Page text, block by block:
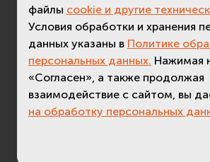
актуальная
© ООО "ЭлигоВижн", 2005-2026
файлы cookie и другие
Условия обработки и хранения
данных указаны в Политике
персональных данных. Нажимая
«Согласен», а также продолжая
взаимодействие с сайтом, вы
на обработку персональных